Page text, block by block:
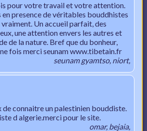
pour votre travail et votre attention.
en presence de véritables bouddhistes
vraiment. Un accueil parfait, des
une attention envers les autres et
de la nature. Bref que du bonheur,
fois merci seunam www.tibetain.fr
seunam gyamtso, niort,
de connaitre un palestinien bouddiste.
d algerie.merci pour le site.
omar, bejaia,